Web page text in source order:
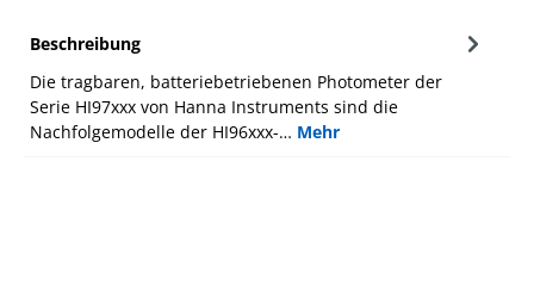
Beschreibung
Die tragbaren, batteriebetriebenen Photometer der
Serie HI97xxx von Hanna Instruments sind die
Nachfolgemodelle der HI96xxx-… Mehr